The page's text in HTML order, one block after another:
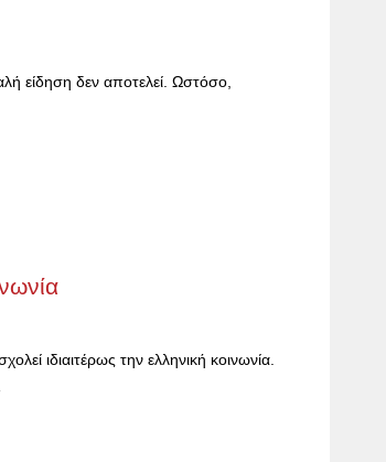
είδηση δεν αποτελεί. Ωστόσο,
ιδιαιτέρως την ελληνική κοινωνία.